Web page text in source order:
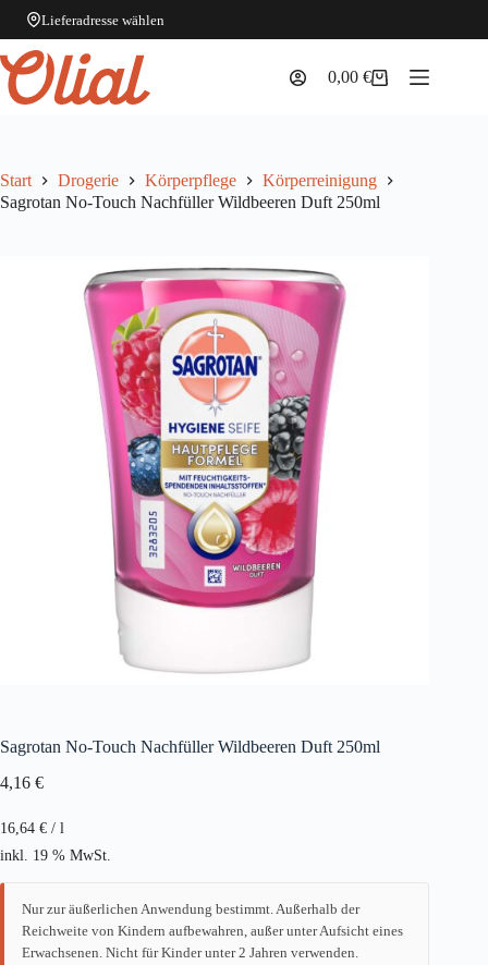
Lieferadresse wählen
Zum
Inhalt
springen
Warenkorb
0,00€
Start Drogerie Körperpflege
Körperreinigung
Sagrotan No-Touch Nachfüller Wildbeeren Duft 250ml
Sagrotan No-Touch Nachfüller Wildbeeren Duft 250ml
4,16 €
16,64 € / l
inkl. 19 % MwSt.
Nur zur äußerlichen Anwendung bestimmt. Außerhalb der
Reichweite von Kindern aufbewahren, außer unter Aufsicht eines
Erwachsenen. Nicht für Kinder unter 2 Jahren verwenden.